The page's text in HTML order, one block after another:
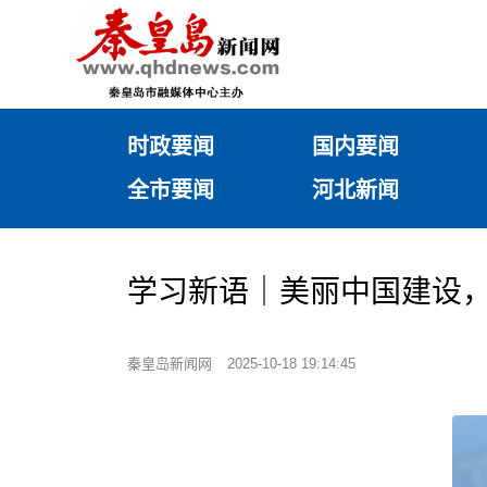
时政要闻
国内要闻
全市要闻
河北新闻
学习新语｜美丽中国建设
秦皇岛新闻网 2025-10-18 19:14:45